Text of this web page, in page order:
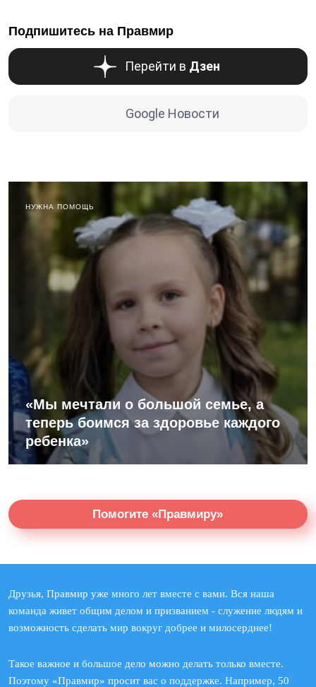
Подпишитесь на Правмир
Перейти в Дзен
Google Новости
НУЖНА ПОМОЩЬ
«Мы мечтали о большой семье, а
теперь боимся за здоровье каждого
ребенка»
Помогите «Правмиру»
Друзья, Правмир уже много лет вместе с вами. Вся наша
команда живет общим делом и призванием - служение людям и
возможность сделать мир вокруг добрее и милосерднее!
Такое важное и большое дело можно делать только вместе.
Поэтому «Правмир» просит вас о поддержке. Например, 50